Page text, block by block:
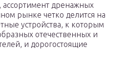
дренажных
рынке четко делится на
устройства, к которым
отечественных и
и дорогостоящие